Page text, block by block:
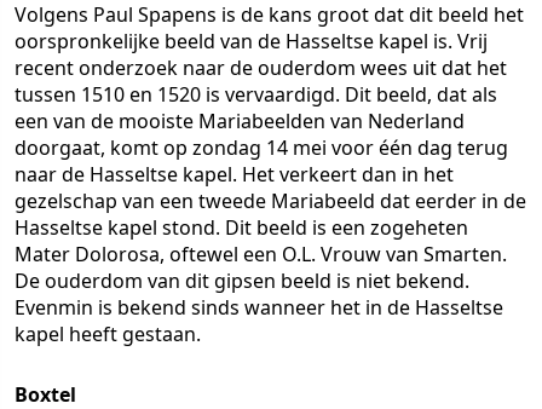
Volgens Paul Spapens is de kans groot dat dit beeld het
oorspronkelijke beeld van de Hasseltse kapel is. Vrij
recent onderzoek naar de ouderdom wees uit dat het
tussen 1510 en 1520 is vervaardigd. Dit beeld, dat als
een van de mooiste Mariabeelden van Nederland
doorgaat, komt op zondag 14 mei voor één dag terug
naar de Hasseltse kapel. Het verkeert dan in het
gezelschap van een tweede Mariabeeld dat eerder in de
Hasseltse kapel stond. Dit beeld is een zogeheten
Mater Dolorosa, oftewel een O.L. Vrouw van Smarten.
De ouderdom van dit gipsen beeld is niet bekend.
Evenmin is bekend sinds wanneer het in de Hasseltse
kapel heeft gestaan.
Boxtel